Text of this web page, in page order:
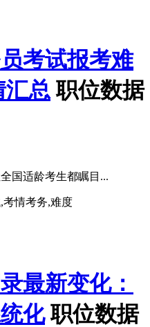
考试报考难
汇总 职位数据
国适龄考生都瞩目...
考情考务,难度
最新变化：
化 职位数据